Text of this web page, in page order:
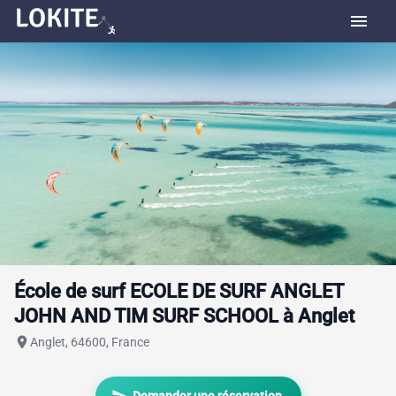
menu
École de surf ECOLE DE SURF ANGLET
JOHN AND TIM SURF SCHOOL à Anglet
placeAnglet, 64600, France